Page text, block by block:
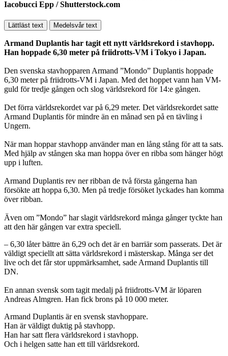
Iacobucci Epp / Shutterstock.com
Lättläst text Medelsvår text
Armand Duplantis har tagit ett nytt världsrekord i stavhopp.
Han hoppade 6,30 meter på friidrotts-VM i Tokyo i Japan.
Den svenska stavhopparen Armand ”Mondo” Duplantis hoppade
6,30 meter på friidrotts-VM i Japan. Med det hoppet vann han VM-
guld för tredje gången och slog världsrekord för 14:e gången.
Det förra världsrekordet var på 6,29 meter. Det världsrekordet satte
Armand Duplantis för mindre än en månad sen på en tävling i
Ungern.
När man hoppar stavhopp använder man en lång stång för att ta sats.
Med hjälp av stången ska man hoppa över en ribba som hänger högt
upp i luften.
Armand Duplantis rev ner ribban de två första gångerna han
försökte att hoppa 6,30. Men på tredje försöket lyckades han komma
över ribban.
Även om ”Mondo” har slagit världsrekord många gånger tyckte han
att den här gången var extra speciell.
– 6,30 låter bättre än 6,29 och det är en barriär som passerats. Det är
väldigt speciellt att sätta världsrekord i mästerskap. Många ser det
live och det får stor uppmärksamhet, sade Armand Duplantis till
DN.
En annan svensk som tagit medalj på friidrotts-VM är löparen
Andreas Almgren. Han fick brons på 10 000 meter.
Armand Duplantis är en svensk stavhoppare.
Han är väldigt duktig på stavhopp.
Han har satt flera världsrekord i stavhopp.
Och i helgen satte han ett till världsrekord.